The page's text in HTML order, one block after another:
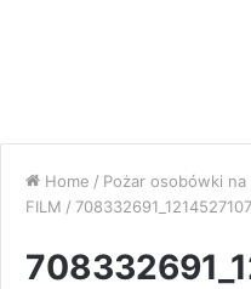
Home / Pożar osobówki na
FILM /